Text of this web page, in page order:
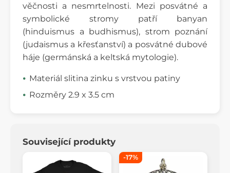
věčnosti a nesmrtelnosti. Mezi posvátné a
symbolické stromy patří banyan
(hinduismus a budhismus), strom poznání
(judaismus a křesťanství) a posvátné dubové
háje (germánská a keltská mytologie).
Materiál slitina zinku s vrstvou patiny
Rozměry 2.9 x 3.5 cm
Související produkty
-17%